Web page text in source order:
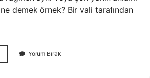
demek örnek? Bir vali tarafından
Yorum Bırak